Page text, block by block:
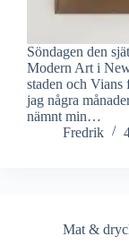
Söndagen den
Modern Art i
staden och Vians
jag några
nämnt min…
Fredrik
Mat &